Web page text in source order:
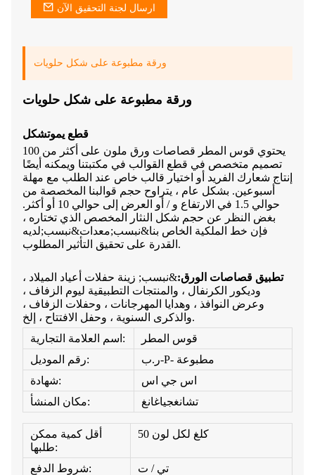
ارسال لجنة التحقيق الآن
ورقة مطبوعة على شكل حلويات
ورقة مطبوعة على شكل حلويات
قطع يموتشكل
يحتوي قوس المطر قصاصات ورق ملون على أكثر من 100
تصميم متخصص في قطع القوالب في مكتبتنا ويمكنه أيضًا
إنتاج شعارك الفريد أو اختيار قالب خاص عند الطلب مع مهلة
أسبوعين. بشكل عام ، يتراوح حجم قوالبنا المخصصة من
حوالي 1.5 في الارتفاع و / أو العرض إلى حوالي 10 أو أكثر.
بغض النظر عن حجم شكل النثار المخصص الذي تختاره ،
فإن خط الملكية الخاص بنا&نبسب;معدات&نبسب;لديه
القدرة على تحقيق التأثير المطلوب.
تطبيق قصاصات الورق:&نبسب; زينة حفلات أعياد الميلاد ،
وديكور الكرنفال ، والمنتجات التطبيقية ليوم الزفاف ،
وعرض النوافذ ، وهدايا المهرجانات ، وحفلات الزفاف ،
والذكرى السنوية ، وحفل الافتتاح ، إلخ.
اسم العلامة التجارية:
قوس المطر
رقم الموديل:
ر.ب-P- مطبوعة
شهادة:
اس جي اس
مكان المنشأ:
تشانغجياغانغ
أقل كمية ممكن
طلبها:
50 كلغ لكل لون
شروط الدفع:
تي / ت